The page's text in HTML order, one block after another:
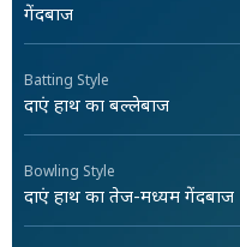
गेंदबाज
Batting Style
दाएं हाथ का बल्लेबाज
Bowling Style
दाएं हाथ का तेज-मध्यम गेंदबाज